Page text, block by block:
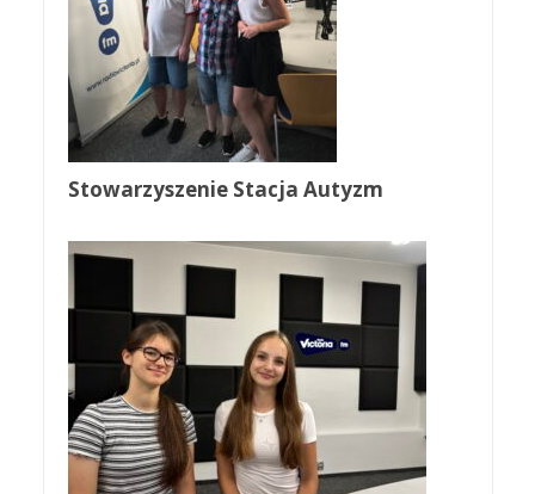
Stowarzyszenie Stacja Autyzm